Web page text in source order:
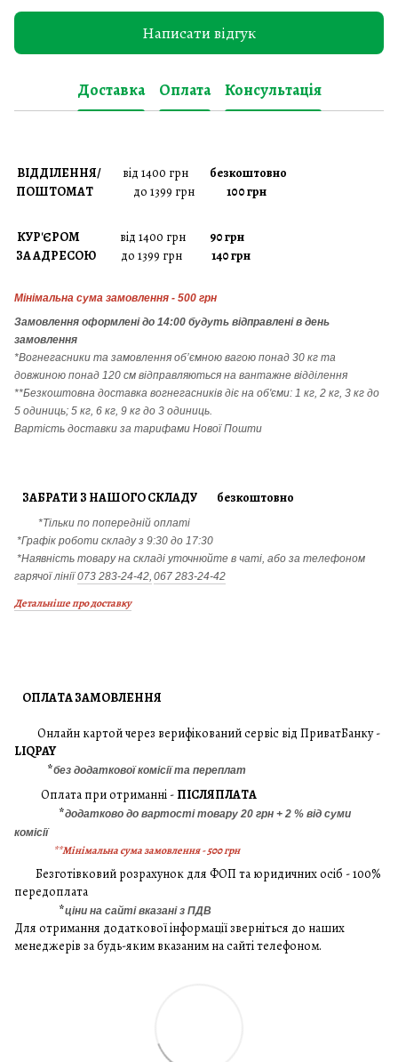
Написати відгук
Доставка Оплата Консультація
ВІДДІЛЕННЯ/ від 1400 грн безкоштовно
ПОШТОМАТ до 1399 грн 100 грн
КУР'ЄРОМ від 1400 грн 90 грн
ЗА АДРЕСОЮ до 1399 грн 140 грн
Мінімальна сума замовлення - 500 грн
Замовлення оформлені до 14:00 будуть відправлені в день
замовлення
*Вогнегасники та замовлення об’ємною вагою понад 30 кг та
довжиною понад 120 см відправляються на вантажне відділення
**Безкоштовна доставка вогнегасників діє на об'єми: 1 кг, 2 кг, 3 кг до
5 одиниць; 5 кг, 6 кг, 9 кг до 3 одиниць.
Вартість доставки за тарифами Нової Пошти
ЗАБРАТИ З НАШОГО СКЛАДУ безкоштовно
*Тільки по попередній оплаті
*Графік роботи складу з 9:30 до 17:30
*Наявність товару на складі уточнюйте в чаті, або за телефоном
гарячої лінії073 283-24-42, 067 283-24-42
Детальніше про доставку
ОПЛАТА ЗАМОВЛЕННЯ
Онлайн картой через верифікований сервіс від ПриватБанку -
LIQPAY
*без додаткової комісії та переплат
Оплата при отриманні - ПІСЛЯПЛАТА
*додатково до вартості товару 20 грн + 2 % від суми
комісії
**Мінімальна сума замовлення - 500 грн
Безготівковий розрахунок для ФОП та юридичних осіб - 100%
передоплата
*ціни на сайті вказані з ПДВ
Для отримання додаткової інформації зверніться до наших
менеджерів за будь-яким вказаним на сайті телефоном.